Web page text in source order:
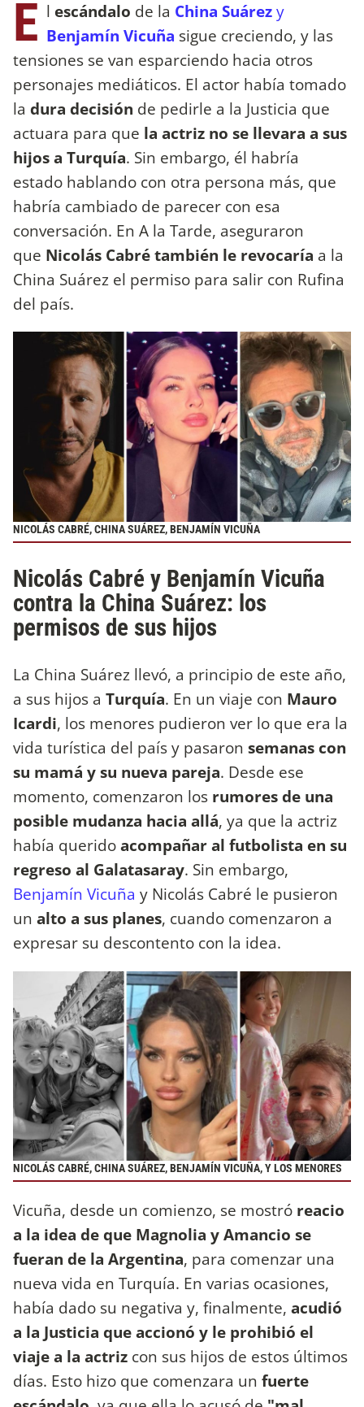
E l escándalo de la China Suárezy
Benjamín Vicuña sigue creciendo, y las
tensiones se van esparciendo hacia otros
personajes mediáticos. El actor había tomado
la dura decisión de pedirle a la Justicia que
actuara para que la actriz no se llevara a sus
hijos a Turquía. Sin embargo, él habría
estado hablando con otra persona más, que
habría cambiado de parecer con esa
conversación. En A la Tarde, aseguraron
que Nicolás Cabré también le revocaría a la
China Suárez el permiso para salir con Rufina
del país.
NICOLÁS CABRÉ, CHINA SUÁREZ, BENJAMÍN VICUÑA
Nicolás Cabré y Benjamín Vicuña
contra la China Suárez: los
permisos de sus hijos
La China Suárez llevó, a principio de este año,
a sus hijos a Turquía. En un viaje con Mauro
Icardi, los menores pudieron ver lo que era la
vida turística del país y pasaron semanas con
su mamá y su nueva pareja. Desde ese
momento, comenzaron los rumores de una
posible mudanza hacia allá, ya que la actriz
había queridoacompañar al futbolista en su
regreso al Galatasaray. Sin embargo,
Benjamín Vicuña y Nicolás Cabré le pusieron
un alto a sus planes, cuando comenzaron a
expresar su descontento con la idea.
NICOLÁS CABRÉ, CHINA SUÁREZ, BENJAMÍN VICUÑA, Y LOS MENORES
Vicuña, desde un comienzo, se mostró reacio
a la idea de que Magnolia y Amancio se
fueran de la Argentina, para comenzar una
nueva vida en Turquía. En varias ocasiones,
había dado su negativa y, finalmente, acudió
a la Justicia que accionó y le prohibió el
viaje a la actriz con sus hijos de estos últimos
días. Esto hizo que comenzara un fuerte